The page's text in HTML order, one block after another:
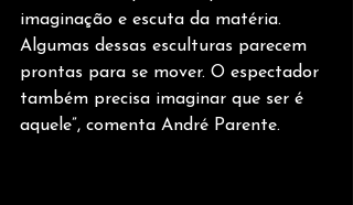
imaginação e escuta da matéria.
Algumas dessas esculturas parecem
prontas para se mover. O espectador
também precisa imaginar que ser é
aquele”, comenta André Parente.